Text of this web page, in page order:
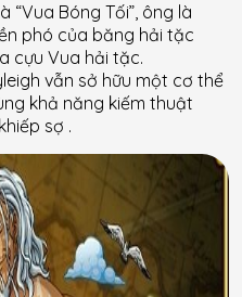
“Vua Bóng Tối”, ông là
phó của băng hải tặc
cựu Vua hải tặc.
vẫn sở hữu một cơ thể
khả năng kiếm thuật
sợ .